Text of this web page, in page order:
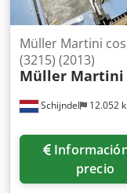
Schijndel 12.052
Müller Martini
(3215) (2013)
Müller Martini
Información de
precio